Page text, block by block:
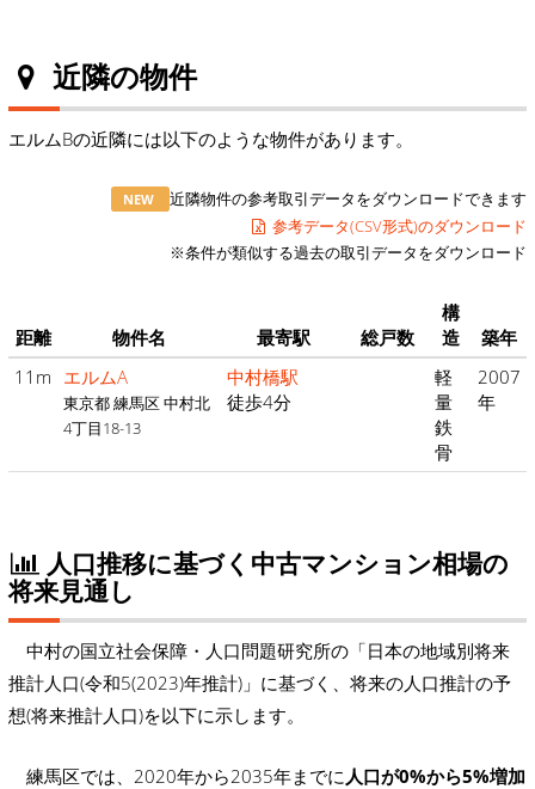
近隣の物件
エルムBの近隣には以下のような物件があります。
NEW
近隣物件の参考取引データをダウンロードできます
参考データ(CSV形式)のダウンロード
※条件が類似する過去の取引データをダウンロード
距離 物件名 最寄駅 総戸数
構
造
築年
11m エルムA
東京都 練馬区 中村北
4丁目18-13
中村橋駅
徒歩4分
軽
量
鉄
骨
2007
年
人口推移に基づく中古マンション相場の
将来見通し
中村の国立社会保障・人口問題研究所の「日本の地域別将来
推計人口(令和5(2023)年推計)」に基づく、将来の人口推計の予
想(将来推計人口)を以下に示します。
練馬区では、2020年から2035年までに 人口が0%から5%増加